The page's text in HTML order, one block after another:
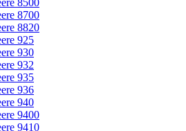
8500
8700
8820
925
930
932
935
936
940
9400
9410